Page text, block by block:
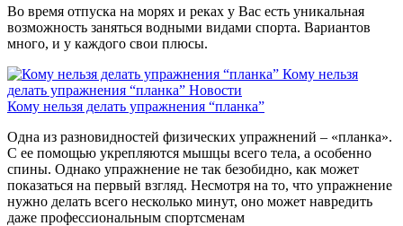
Во время отпуска на морях и реках у Вас есть уникальная
возможность заняться водными видами спорта. Вариантов
много, и у каждого свои плюсы.
Кому нельзя
делать упражнения “планка” Новости
Кому нельзя делать упражнения “планка”
Одна из разновидностей физических упражнений – «планка».
С ее помощью укрепляются мышцы всего тела, а особенно
спины. Однако упражнение не так безобидно, как может
показаться на первый взгляд. Несмотря на то, что упражнение
нужно делать всего несколько минут, оно может навредить
даже профессиональным спортсменам